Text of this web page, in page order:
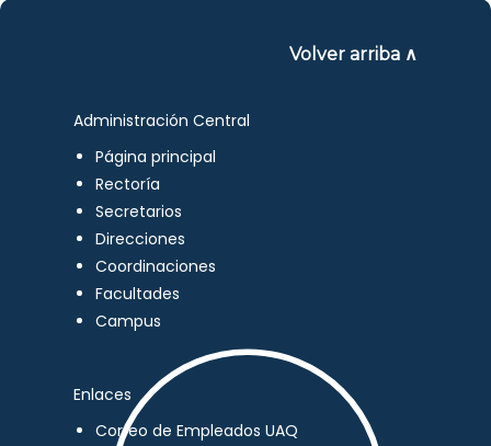
Volver arriba ∧
Administración Central
Página principal
Rectoría
Secretarios
Direcciones
Coordinaciones
Facultades
Campus
Enlaces
Correo de Empleados UAQ